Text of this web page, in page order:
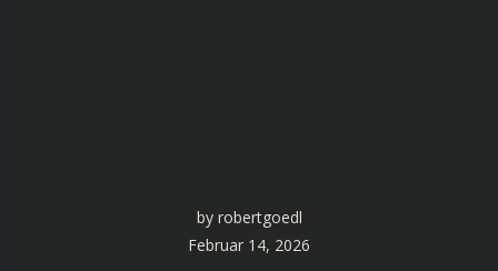
by robertgoedl
Februar 14, 2026